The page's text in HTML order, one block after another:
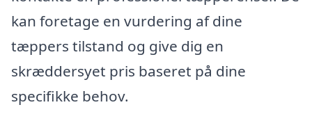
kan foretage en vurdering af dine
tæppers tilstand og give dig en
skræddersyet pris baseret på dine
specifikke behov.